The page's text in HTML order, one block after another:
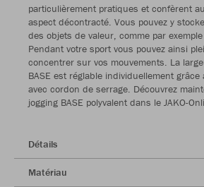
particulièrement pratiques et confèrent
aspect décontracté. Vous pouvez y
des objets de valeur, comme par
Pendant votre sport vous pouvez ainsi
concentrer sur vos mouvements. La
BASE est réglable individuellement
avec cordon de serrage. Découvrez
jogging BASE polyvalent dans le JAKO-
Détails
Matériau